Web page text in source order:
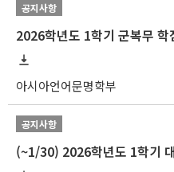
공지사항
2026학년도 1학기 군복무
아시아언어문명학부
공지사항